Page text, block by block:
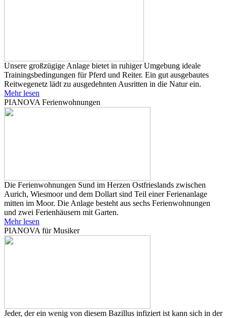
Unsere großzügige Anlage bietet in ruhiger Umgebung ideale
Trainingsbedingungen für Pferd und Reiter. Ein gut ausgebautes
Reitwegenetz lädt zu ausgedehnten Ausritten in die Natur ein.
Mehr lesen
PIANOVA Ferienwohnungen
Die Ferienwohnungen Sund im Herzen Ostfrieslands zwischen
Aurich, Wiesmoor und dem Dollart sind Teil einer Ferienanlage
mitten im Moor. Die Anlage besteht aus sechs Ferienwohnungen
und zwei Ferienhäusern mit Garten.
Mehr lesen
PIANOVA für Musiker
Jeder, der ein wenig von diesem Bazillus infiziert ist kann sich in der